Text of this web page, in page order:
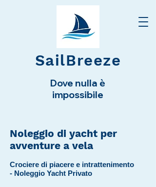
SailBreeze
Dove nulla è
impossibile
Noleggio di yacht per
avventure a vela
Crociere di piacere e intrattenimento
- Noleggio Yacht Privato